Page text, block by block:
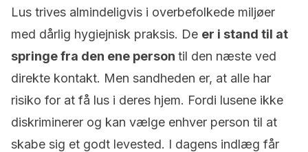
Lus trives almindeligvis i overbefolkede miljøer
med dårlig hygiejnisk praksis. De er i stand til at
springe fra den ene person til den næste ved
direkte kontakt. Men sandheden er, at alle har
risiko for at få lus i deres hjem. Fordi lusene ikke
diskriminerer og kan vælge enhver person til at
skabe sig et godt levested. I dagens indlæg får